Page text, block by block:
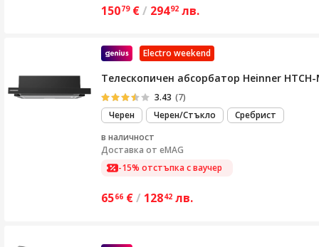
15079 €/ 29492 лв.
Electro weekend
Телескопичен абсорбатор Heinner
3.43 (7)
Черен
Черен/Стъкло
Сребрист
в наличност
Доставка от eMAG
-15% отстъпка с ваучер
6566 €/ 12842 лв.